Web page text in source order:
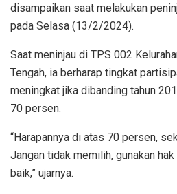
disampaikan saat melakukan
pada Selasa (13/2/2024).
Saat meninjau di TPS 002
Tengah, ia berharap tingkat
meningkat jika dibanding tahun
70 persen.
“Harapannya di atas 70 persen,
Jangan tidak memilih, gunakan
baik,” ujarnya.